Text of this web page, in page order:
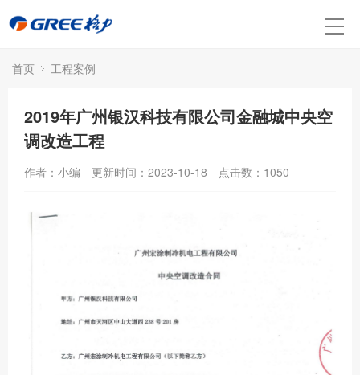
首页 工程案例
2019年广州银汉科技有限公司金融城中央空
调改造工程
作者：小编 更新时间：2023-10-18 点击数： 1050